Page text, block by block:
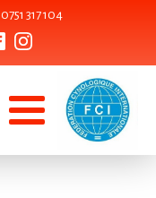
0751 317 104